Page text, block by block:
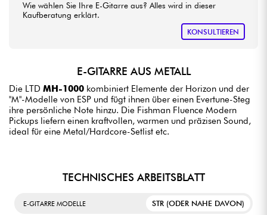
Wie wählen Sie Ihre E-Gitarre aus? Alles wird in dieser
Kaufberatung erklärt.
KONSULTIEREN
E-GITARRE AUS METALL
Die LTD MH-1000 kombiniert Elemente der Horizon und der
"M"-Modelle von ESP und fügt ihnen über einen Evertune-Steg
ihre persönliche Note hinzu. Die Fishman Fluence Modern
Pickups liefern einen kraftvollen, warmen und präzisen Sound,
ideal für eine Metal/Hardcore-Setlist etc.
TECHNISCHES ARBEITSBLATT
E-GITARRE MODELLE STR (ODER NAHE DAVON)